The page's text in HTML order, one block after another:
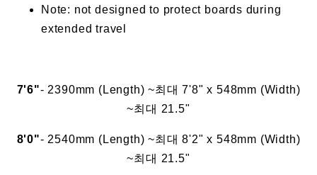
Note: not designed to protect boards during
extended travel
7'6"- 2390mm (Length) ~최대 7'8" x 548mm (Width)
~최대 21.5"
8'0"- 2540mm (Length) ~최대 8'2" x 548mm (Width)
~최대 21.5"